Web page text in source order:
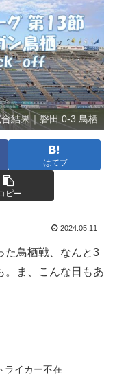
結果｜磐田 0-3 鳥栖
はてブ
ピー
2024.05.11
た鳥栖戦、なんと3
。ま、こんな日もあ
ライカー不在